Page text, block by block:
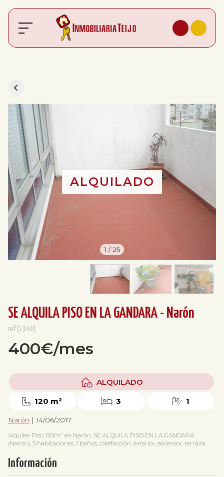
1 /25
SE ALQUILA PISO EN LA GANDARA - Narón
ref(1340)
400€/mes
ALQUILADO
120 m² 3 1
Narón | 14/06/2017
Alquiler Piso 120m² en Narón. SE ALQUILA PISO EN LA GANDARA
(Narón), 3 habitaciones, 1 baños, calefacción, exterior, ascensor, terraza.
Información